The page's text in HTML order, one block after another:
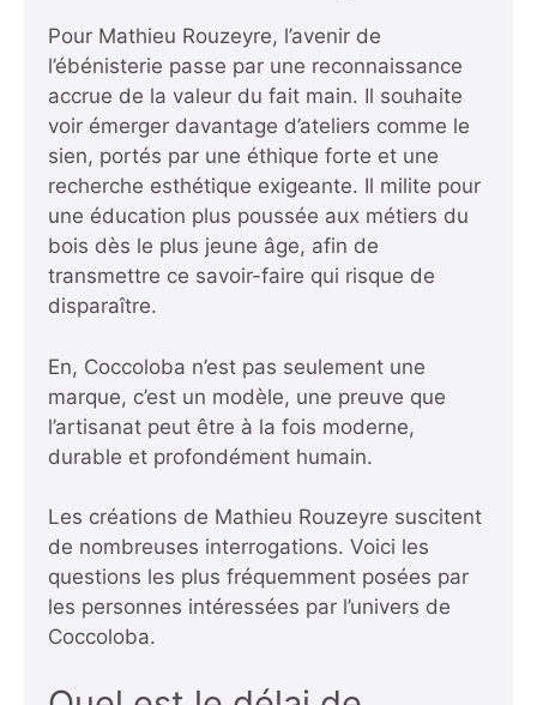
Pour Mathieu Rouzeyre, l’avenir de
l’ébénisterie passe par une reconnaissance
accrue de la valeur du fait main. Il souhaite
voir émerger davantage d’ateliers comme le
sien, portés par une éthique forte et une
recherche esthétique exigeante. Il milite pour
une éducation plus poussée aux métiers du
bois dès le plus jeune âge, afin de
transmettre ce savoir-faire qui risque de
disparaître.
En, Coccoloba n’est pas seulement une
marque, c’est un modèle, une preuve que
l’artisanat peut être à la fois moderne,
durable et profondément humain.
Les créations de Mathieu Rouzeyre suscitent
de nombreuses interrogations. Voici les
questions les plus fréquemment posées par
les personnes intéressées par l’univers de
Coccoloba.